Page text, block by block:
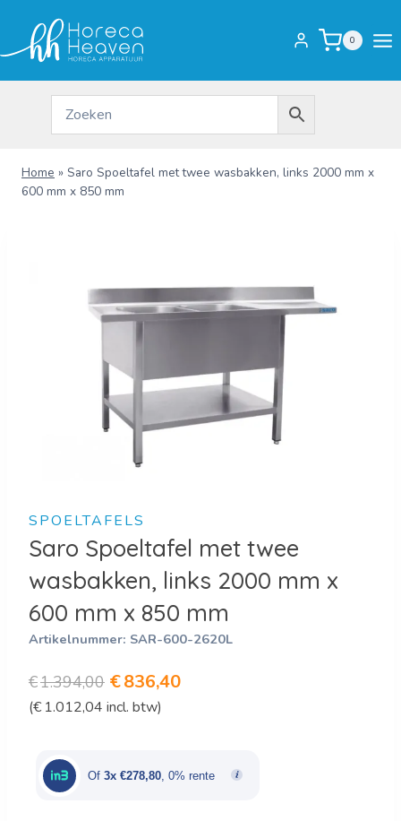
inhoud
0
Home » Saro Spoeltafel met twee wasbakken, links 2000 mm x
600 mm x 850 mm
SPOELTAFELS
Saro Spoeltafel met twee
wasbakken, links 2000 mm x
600 mm x 850 mm
Artikelnummer: SAR-600-2620L
€1.394,00 Oorspronkelijke
prijs
€1.394,00.
€836,40Huidige
€836,40.
(€ 1.012,04 incl. btw)
Of 3x €278,80 , 0% rente